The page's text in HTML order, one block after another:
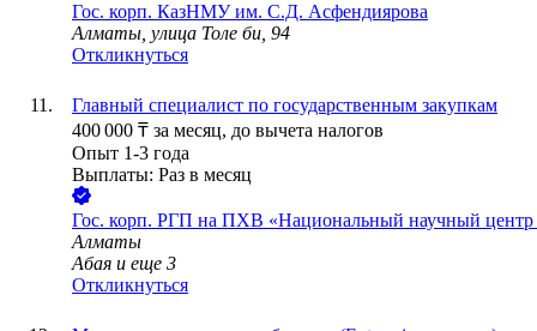
Гос. корп. КазНМУ им. С.Д. Асфендиярова
Алматы, улица Толе би, 94
Откликнуться
Главный специалист по государственным закупкам
400 000 ₸ за месяц, до вычета налогов
Опыт 1-3 года
Выплаты: Раз в месяц
Гос. корп. РГП на ПХВ «Национальный научный центр
Алматы
Абая и еще 3
Откликнуться